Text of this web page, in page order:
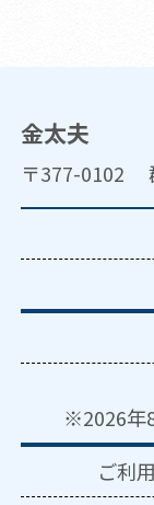
金太夫
〒377-0102
※2026年
ご利